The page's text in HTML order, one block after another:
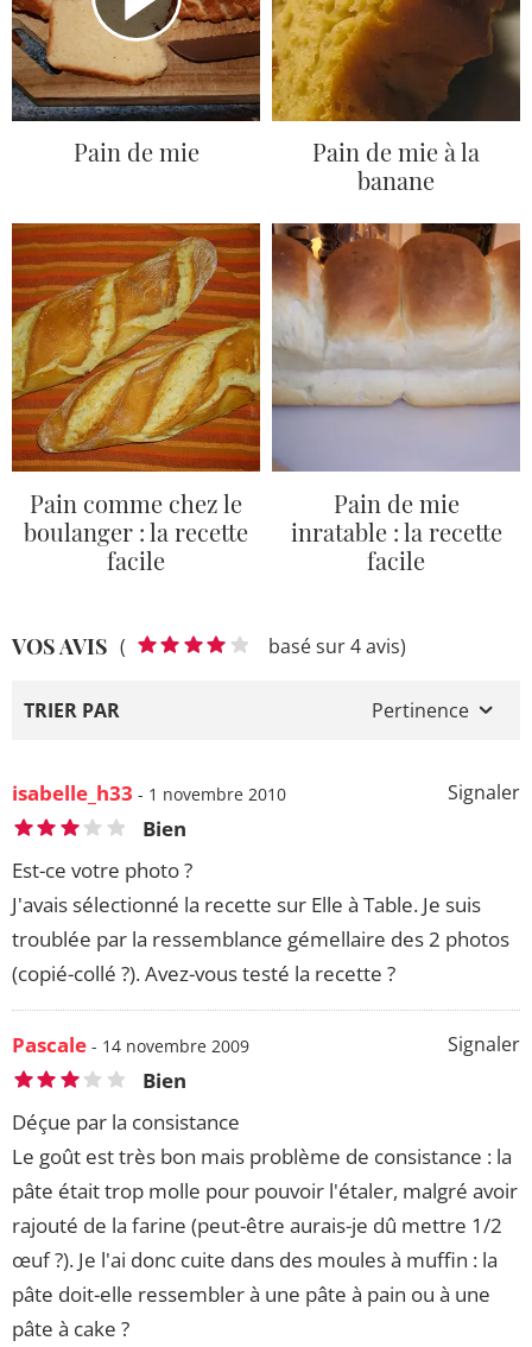
Pain de mie
Pain de mie à la
banane
Pain comme chez le
boulanger : la recette
facile
Pain de mie
inratable : la recette
facile
VOS AVIS ( basé sur 4 avis)
TRIER PAR Pertinence
Signaler
isabelle_h33 - 1 novembre 2010
Bien
Est-ce votre photo ?
J'avais sélectionné la recette sur Elle à Table. Je suis
troublée par la ressemblance gémellaire des 2 photos
(copié-collé ?). Avez-vous testé la recette ?
Signaler
Pascale - 14 novembre 2009
Bien
Déçue par la consistance
Le goût est très bon mais problème de consistance : la
pâte était trop molle pour pouvoir l'étaler, malgré avoir
rajouté de la farine (peut-être aurais-je dû mettre 1/2
œuf ?). Je l'ai donc cuite dans des moules à muffin : la
pâte doit-elle ressembler à une pâte à pain ou à une
pâte à cake ?